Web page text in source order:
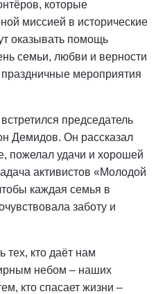
которые
миссией в исторические
оказывать помощь
семьи, любви и верности
мероприятия
председатель
Демидов. Он рассказал
пожелал удачи и хорошей
активистов «Молодой
каждая семья в
заботу и
тех, кто даёт нам
небом – наших
кто спасает жизни –